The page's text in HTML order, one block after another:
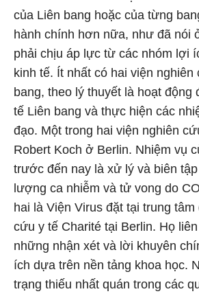
của Liên bang hoặc của từng
hành chính hơn nữa, như đã nói
phải chịu áp lực từ các nhóm lợi
kinh tế. Ít nhất có hai viện
bang, theo lý thuyết là hoạt động
tế Liên bang và thực hiện các
đạo. Một trong hai viện nghiên
Robert Koch ở Berlin. Nhiệm vụ
trước đến nay là xử lý và biên
lượng ca nhiễm và tử vong do
hai là Viện Virus đặt tại trung
cứu y tế Charité tại Berlin. Họ
những nhận xét và lời khuyên
ích dựa trên nền tảng khoa học.
trạng thiếu nhất quán trong các